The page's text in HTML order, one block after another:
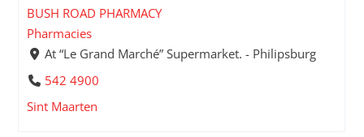
BUSH ROAD PHARMACY
Pharmacies
At “Le Grand Marché” Supermarket. - Philipsburg
542 4900
Sint Maarten